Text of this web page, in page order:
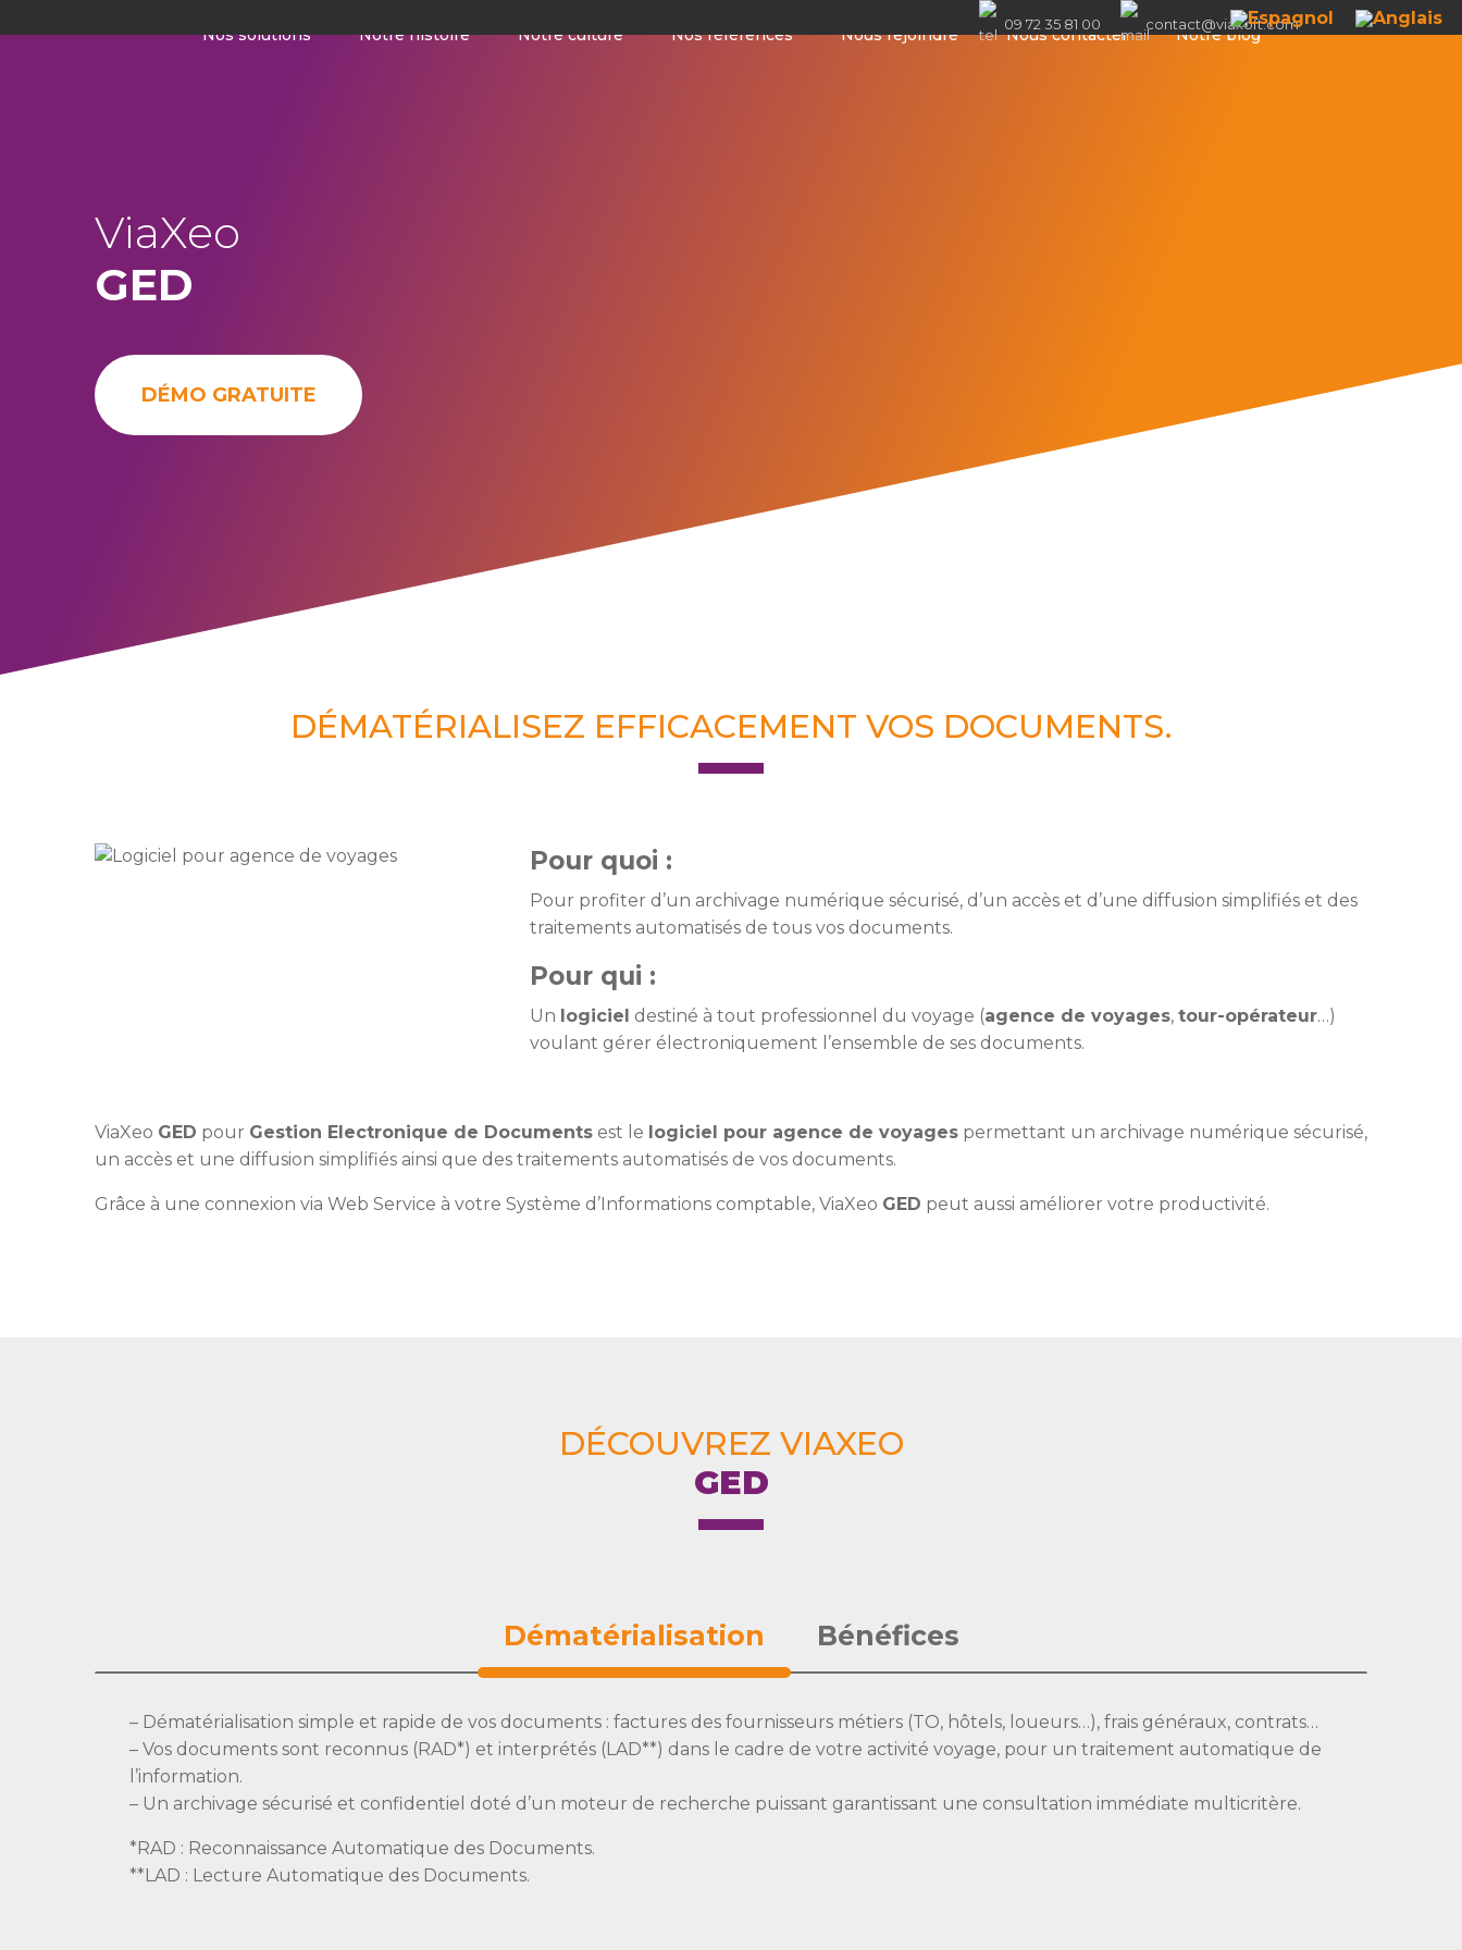
Nos solutions Notre histoire Notre culture Nos références Nous rejoindre Nous contacter Notre blog
09 72 35 81 00 contact@viaxoft.com
ViaXeo
GED
DÉMO GRATUITE
DÉMATÉRIALISEZ EFFICACEMENT VOS DOCUMENTS.
Pour quoi :
Pour profiter d’un archivage numérique sécurisé, d’un accès et d’une diffusion simplifiés et des
traitements automatisés de tous vos documents.
Pour qui :
Un logiciel destiné à tout professionnel du voyage (agence de voyages, tour-opérateur…)
voulant gérer électroniquement l’ensemble de ses documents.
ViaXeo GED pour Gestion Electronique de Documents est le logiciel pour agence de voyages permettant un archivage numérique sécurisé,
un accès et une diffusion simplifiés ainsi que des traitements automatisés de vos documents.
Grâce à une connexion via Web Service à votre Système d’Informations comptable, ViaXeo GED peut aussi améliorer votre productivité.
DÉCOUVREZ VIAXEO
GED
Dématérialisation Bénéfices
– Dématérialisation simple et rapide de vos documents : factures des fournisseurs métiers (TO, hôtels, loueurs…), frais généraux, contrats…
– Vos documents sont reconnus (RAD*) et interprétés (LAD**) dans le cadre de votre activité voyage, pour un traitement automatique de
l’information.
– Un archivage sécurisé et confidentiel doté d’un moteur de recherche puissant garantissant une consultation immédiate multicritère.
*RAD : Reconnaissance Automatique des Documents.
**LAD : Lecture Automatique des Documents.